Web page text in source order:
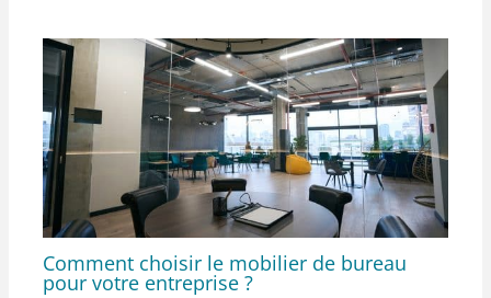
Comment choisir le mobilier de bureau
pour votre entreprise ?